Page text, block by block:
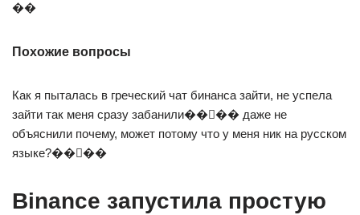
��
Похожие вопросы
Как я пыталась в греческий чат бинанса зайти, не успела
зайти так меня сразу забанили��‍♀�� даже не
объяснили почему, может потому что у меня ник на русском
языке?��‍♀��
Binance запустила простую